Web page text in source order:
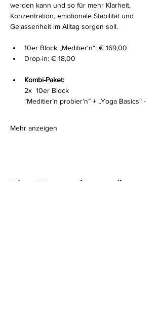
werden kann und so für mehr Klarheit,
Konzentration, emotionale Stabilität und
Gelassenheit im Alltag sorgen soll.
10er Block „Meditier‘n“: € 169,00
Drop-in: € 18,00
Kombi-Paket:
2x  10er Block
“Meditier’n probier’n” + „Yoga Basics“ -
Mehr anzeigen
Diese Veranstaltung teilen